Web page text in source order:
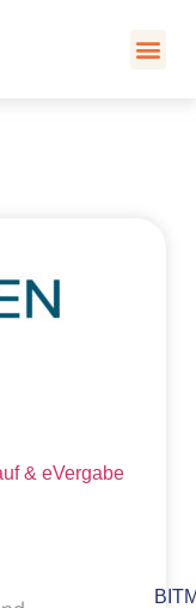
& eVergabe